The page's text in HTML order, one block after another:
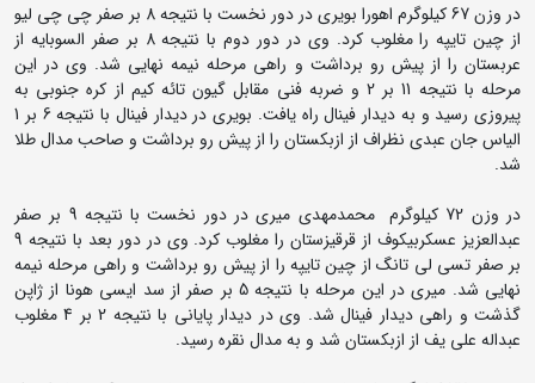
در وزن 67 کیلوگرم اهورا بویری در دور نخست با نتیجه 8 بر صفر چی چی لیو
از چین تایپه را مغلوب کرد. وی در دور دوم با نتیجه 8 بر صفر السوبایه از
عربستان را از پیش رو برداشت و راهی مرحله نیمه نهایی شد. وی در این
مرحله با نتیجه 11 بر 2 و ضربه فنی مقابل گیون تائه کیم از کره جنوبی به
پیروزی رسید و به دیدار فینال راه یافت. بویری در دیدار فینال با نتیجه 6 بر 1
الیاس جان عبدی نظراف از ازبکستان را از پیش رو برداشت و صاحب مدال طلا
شد.
در وزن 72 کیلوگرم محمدمهدی میری در دور نخست با نتیجه 9 بر صفر
عبدالعزیز عسکربیکوف از قرقیزستان را مغلوب کرد. وی در دور بعد با نتیجه 9
بر صفر تسی لی تانگ از چین تایپه را از پیش رو برداشت و راهی مرحله نیمه
نهایی شد. میری در این مرحله با نتیجه 5 بر صفر از سد ایسی هونا از ژاپن
گذشت و راهی دیدار فینال شد. وی در دیدار پایانی با نتیجه 2 بر 4 مغلوب
عبداله علی یف از ازبکستان شد و به مدال نقره رسید.